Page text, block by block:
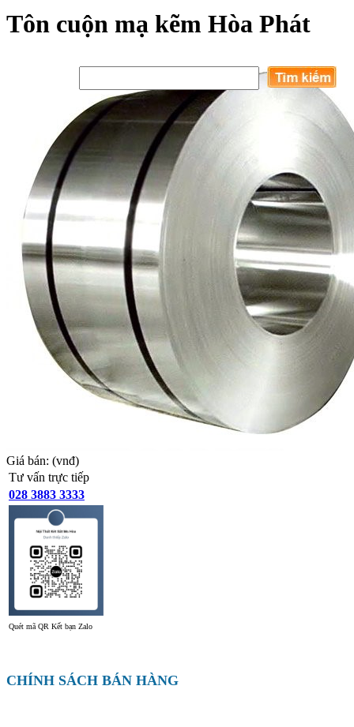
Tôn cuộn mạ kẽm Hòa Phát
Giá bán: (vnđ)
Tư vấn trực tiếp
028 3883 3333
Quét mã QR Kết bạn Zalo
CHÍNH SÁCH BÁN HÀNG